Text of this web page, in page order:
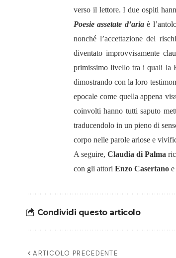
verso il lettore. I due ospiti
Poesie assetate d’aria è
nonché l’accettazione del
diventato improvvisamente
primissimo livello tra i quali la
dimostrando con la loro
epocale come quella appena
coinvolti hanno tutti saputo
traducendolo in un pieno di
corpo nelle parole ariose e
A seguire,Claudia di Palma
con gli attori Enzo Casertano e
Condividi questo articolo
ARTICOLO PRECEDENTE